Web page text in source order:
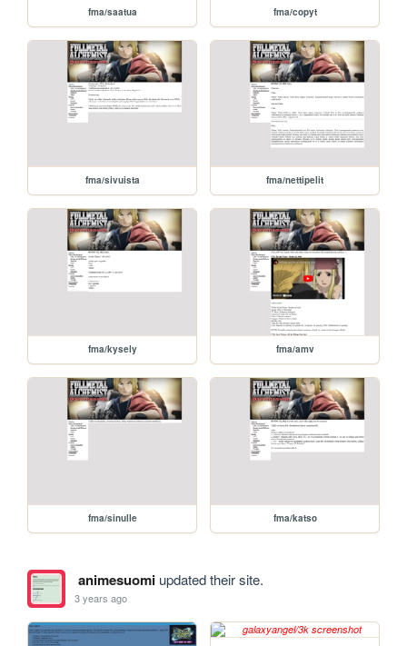
fma/saatua fma/copyt
fma/sivuista fma/nettipelit
fma/kysely fma/amv
fma/sinulle fma/katso
animesuomiupdated their site.
3 years ago